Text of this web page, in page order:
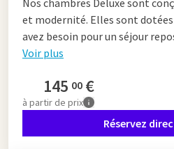
Nos chambres Deluxe sont
et modernité. Elles sont
avez besoin pour un séjour
Voir plus
145 00 €
à partir de prix
Réservez